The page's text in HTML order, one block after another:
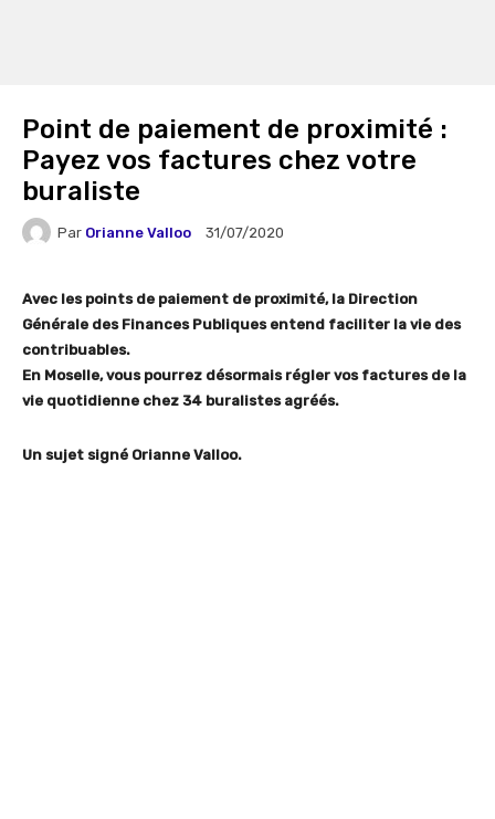
Point de paiement de proximité :
Payez vos factures chez votre
buraliste
Par Orianne Valloo 31/07/2020
Avec les points de paiement de proximité, la Direction
Générale des Finances Publiques entend faciliter la vie des
contribuables.
En Moselle, vous pourrez désormais régler vos factures de la
vie quotidienne chez 34 buralistes agréés.
Un sujet signé Orianne Valloo.